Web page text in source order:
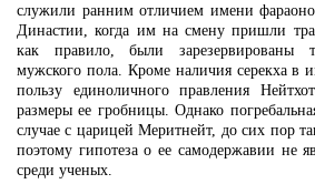
служили ранним отличием имени
Династии, когда им на смену пришли
как правило, были зарезервированы
мужского пола. Кроме наличия серекха в
пользу единоличного правления
размеры ее гробницы. Однако
случае с царицей Меритнейт, до сих пор
поэтому гипотеза о ее самодержавии не
среди ученых.